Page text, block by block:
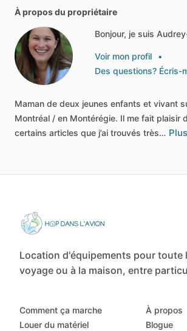
À propos du propriétaire
Bonjour, je suis
Voir mon profil
•
Des questions? Écris-
Maman de deux jeunes enfants et vivant
Montréal ​/​ en Montérégie. Il me fait plaisir
certains articles que j’ai trouvés très… Plus
Location d'équipements pour toute
voyage ou à la maison, entre
Comment ça marche
Louer du matériel
À propos
Blogue